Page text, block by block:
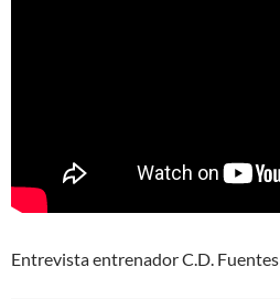
Entrevista entrenador C.D. Fuentes